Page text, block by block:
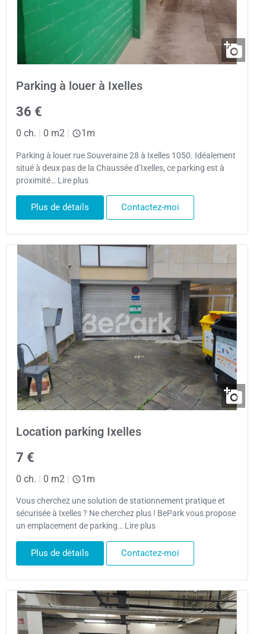
Parking à louer à Ixelles
36 €
0 ch. 0 m2 1m
Parking à louer rue Souveraine 28 à Ixelles 1050. Idéalement
situé à deux pas de la Chaussée d’Ixelles, ce parking est à
proximité… Lire plus
Plus de détails Contactez-moi
Location parking Ixelles
7 €
0 ch. | 0 m2 | 1m
Vous cherchez une solution de stationnement pratique et
sécurisée à Ixelles ? Ne cherchez plus ! BePark vous propose
un emplacement de parking… Lire plus
Plus de détails Contactez-moi